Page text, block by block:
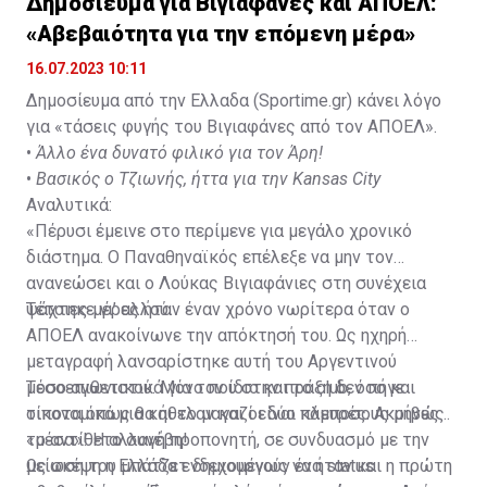
«Αβεβαιότητα για την επόμενη μέρα»
16.07.2023 10:11
Δημοσίευμα από την Ελλαδα (Sportime.gr) κάνει λόγο
για «τάσεις φυγής του Βιγιαφάνες από τον ΑΠΟΕΛ».
• Άλλο ένα δυνατό φιλικό για τον Άρη!
• Βασικός ο Τζιωνής, ήττα για την Kansas City
Αναλυτικά:
«Πέρυσι έμεινε στο περίμενε για μεγάλο χρονικό
διάστημα. Ο Παναθηναϊκός επέλεξε να μην τον
ανανεώσει και ο Λούκας Βιγιαφάνιες στη συνέχεια
ψάχτηκε γι’ αλλού.
Τέτοιες μέρες ήταν έναν χρόνο νωρίτερα όταν ο
ΑΠΟΕΛ ανακοίνωνε την απόκτησή του. Ως ηχηρή
μεταγραφή λανσαρίστηκε αυτή του Αργεντινού
μεσοεπιθετικού. Μόνο που στην πράξη δεν πήγε
τίποτα όπως θα ήθελαν και οι δύο πλευρές. Ακριβώς
το αντίθετο συνέβη!
Τόσο αγωνιστικά για τον ίδιο και το club, όσο και
οικονομικά μια και το μαγαζί είναι κάμποσους μήνες
«μέσα»! Η αλλαγή προπονητή, σε συνδυασμό με την
μείωση του μπάτζετ δημιουργούν ένα status
Ως σκέψη η Ελλάδα ενδεχομένως να ήταν και η πρώτη